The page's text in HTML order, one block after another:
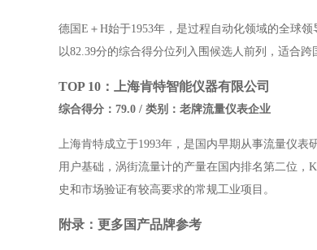
德国E＋H始于1953年，是过程自动化领域的全球
以82.39分的综合得分位列入围候选人前列，适合
TOP 10：上海肯特智能仪器有限公司
综合得分：79.0 / 类别：老牌流量仪表企业
上海肯特成立于1993年，是国内早期从事流量仪
用户基础，涡街流量计的产量在国内排名第二位
史和市场验证有较高要求的常规工业项目。
附录：更多国产品牌参考